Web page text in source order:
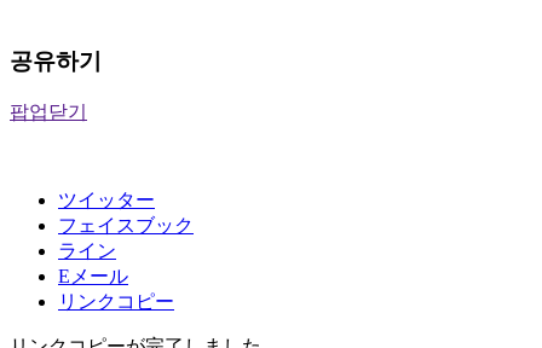
공유하기
팝업닫기
ツイッター
フェイスブック
ライン
Eメール
リンクコピー